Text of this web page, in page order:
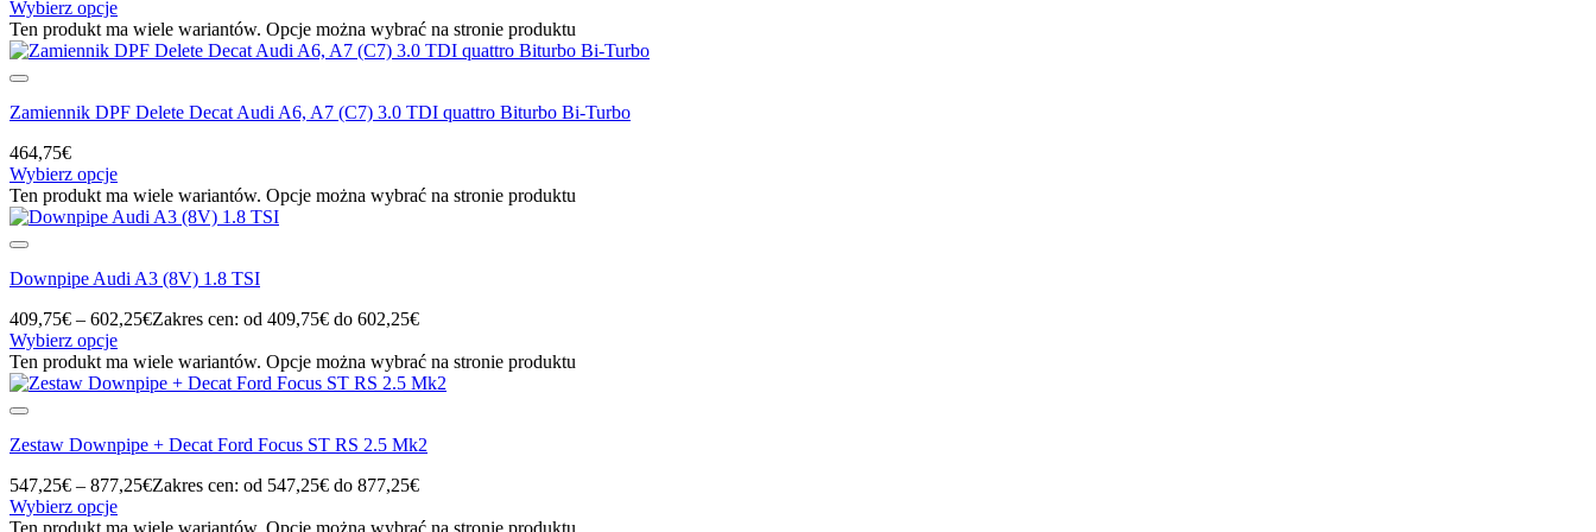
Wybierz opcje
Ten produkt ma wiele wariantów. Opcje można wybrać na stronie produktu
Zamiennik DPF Delete Decat Audi A6, A7 (C7) 3.0 TDI quattro Biturbo Bi-Turbo
464,75€
Wybierz opcje
Ten produkt ma wiele wariantów. Opcje można wybrać na stronie produktu
Downpipe Audi A3 (8V) 1.8 TSI
409,75€ – 602,25€Zakres cen: od 409,75€ do 602,25€
Wybierz opcje
Ten produkt ma wiele wariantów. Opcje można wybrać na stronie produktu
Zestaw Downpipe + Decat Ford Focus ST RS 2.5 Mk2
547,25€ – 877,25€Zakres cen: od 547,25€ do 877,25€
Wybierz opcje
Ten produkt ma wiele wariantów. Opcje można wybrać na stronie produktu